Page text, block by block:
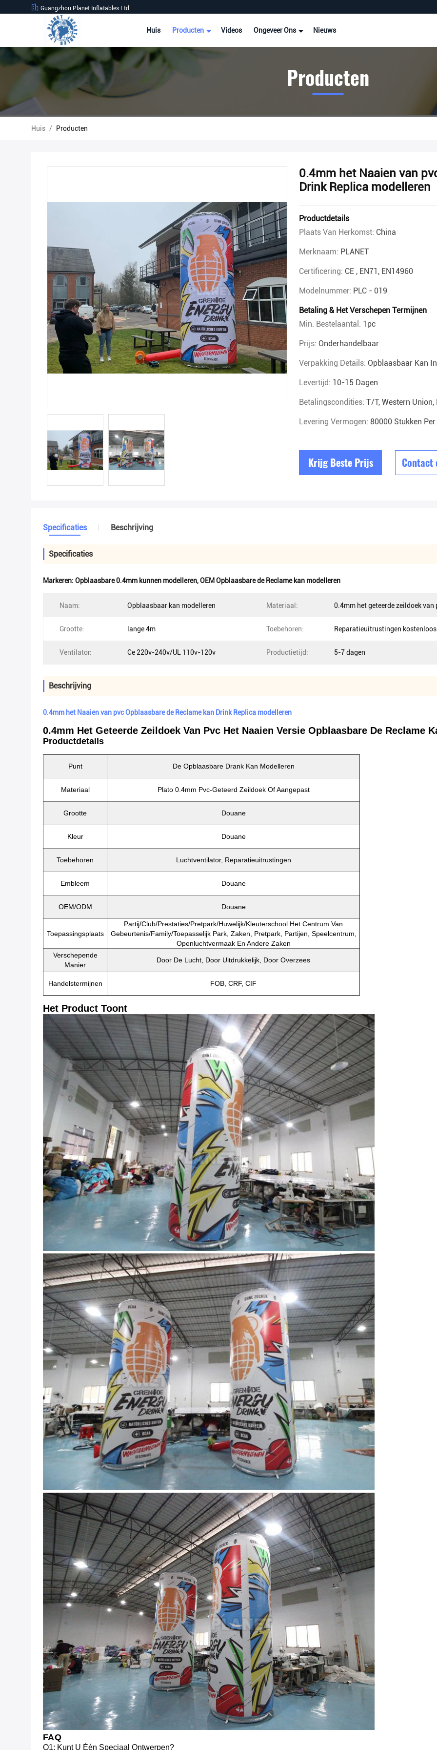
Guangzhou Planet Inflatables Ltd.
Huis Producten Videos Ongeveer Ons Nieuws
Producten
Huis / Producten
0.4mm het Naaien van
Drink Replica modelleren
Productdetails
Plaats Van Herkomst: China
Merknaam: PLANET
Certificering: CE , EN71, EN14960
Modelnummer: PLC - 019
Betaling & Het Verschepen Termijnen
Min. Bestelaantal: 1pc
Prijs: Onderhandelbaar
Verpakking Details: Opblaasbaar Kan
Levertijd: 10-15 Dagen
Betalingscondities: T/T, Western Union,
Levering Vermogen: 80000 Stukken
Krijg Beste Prijs Contact
Specificaties Beschrijving
Specificaties
Markeren: Opblaasbare 0.4mm kunnen modelleren,OEM Opblaasbare de Reclame kan modelleren
Naam: Opblaasbaar kan modelleren Materiaal: 0.4mm het geteerde zeildoek van
Grootte: lange 4m Toebehoren: Reparatieuitrustingen kostenloos
Ventilator: Ce 220v-240v/UL 110v-120v Productietijd: 5-7 dagen
Beschrijving
0.4mm het Naaien van pvc Opblaasbare de Reclame kan Drink Replica modelleren
0.4mm Het Geteerde Zeildoek Van Pvc Het Naaien Versie Opblaasbare De Reclame
Productdetails
Punt De Opblaasbare Drank Kan Modelleren
Materiaal Plato 0.4mm Pvc-Geteerd Zeildoek Of Aangepast
Grootte Douane
Kleur Douane
Toebehoren Luchtventilator, Reparatieuitrustingen
Embleem Douane
OEM/ODM Douane
Toepassingsplaats
Partij/club/prestaties/pretpark/huwelijk/kleuterschool Het Centrum Van
Gebeurtenis/family/toepasselijk Park, Zaken, Pretpark, Partijen, Speelcentrum,
Openluchtvermaak En Andere Zaken
Verschepende
Manier
Door De Lucht, Door Uitdrukkelijk, Door Overzees
Handelstermijnen FOB, CRF, CIF
Het Product Toont
FAQ
Q1: Kunt U Één Speciaal Ontwerpen?